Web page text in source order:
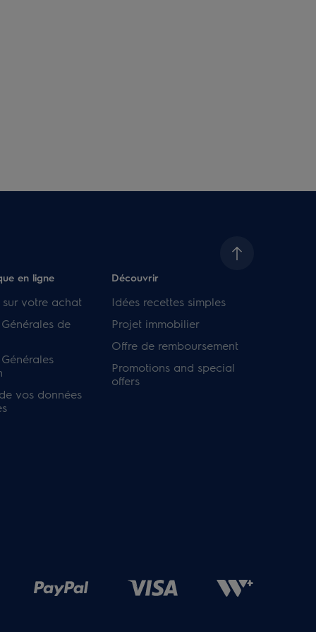
en ligne
votre achat
de
vos données
Découvrir
Idées recettes simples
Projet immobilier
Offre de remboursement
Promotions and special
offers